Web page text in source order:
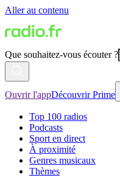
Aller au contenu
Que souhaitez-vous écouter ?
Ouvrir l'appDécouvrir Prime
Top 100 radios
Podcasts
Sport en direct
À proximité
Genres musicaux
Thèmes